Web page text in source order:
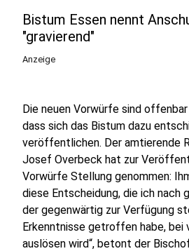
Bistum Essen nennt
"gravierend"
Anzeige
Die neuen Vorwürfe sind
dass sich das Bistum dazu
veröffentlichen. Der amtierende
Josef Overbeck hat zur
Vorwürfe Stellung genommen:
diese Entscheidung, die ich nach
der gegenwärtig zur Verfügung
Erkenntnisse getroffen habe, bei
auslösen wird“, betont der